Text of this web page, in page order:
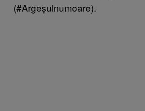
(#Argeșulnumoare).